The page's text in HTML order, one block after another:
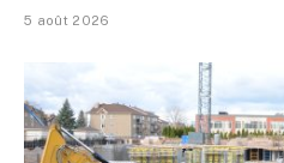
5 août 2026